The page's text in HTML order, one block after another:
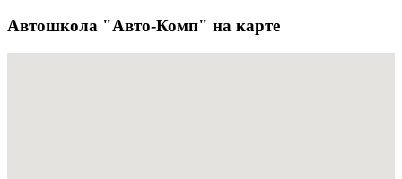
Автошкола "Авто-Комп" на карте